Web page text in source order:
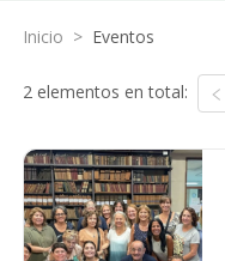
Inicio > Eventos
2 elementos en total: